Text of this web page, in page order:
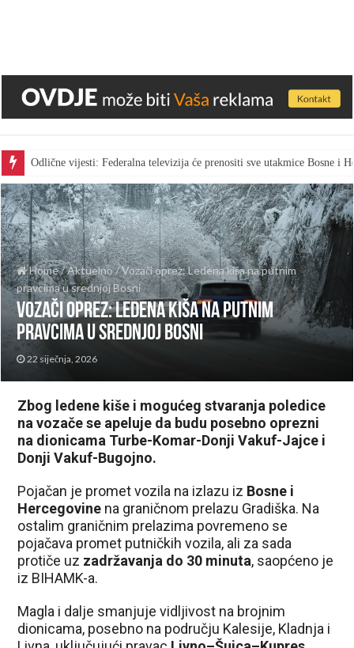
Odlične vijesti: Federalna televizija će prenositi sve utakmice Bosne i
Home/Aktuelno/Vozači oprez: Ledena kiša na putnim
pravcima u srednjoj Bosni
Vozači oprez: Ledena kiša na putnim
pravcima u srednjoj Bosni
22 siječnja, 2026
Zbog ledene kiše i mogućeg stvaranja poledice
na vozače se apeluje da budu posebno oprezni
na dionicama Turbe-Komar-Donji Vakuf-Jajce i
Donji Vakuf-Bugojno.
Pojačan je promet vozila na izlazu iz Bosne i
Hercegovine na graničnom prelazu Gradiška. Na
ostalim graničnim prelazima povremeno se
pojačava promet putničkih vozila, ali za sada
protiče uz zadržavanja do 30 minuta, saopćeno je
iz BIHAMK-a.
Magla i dalje smanjuje vidljivost na brojnim
dionicama, posebno na području Kalesije, Kladnja i